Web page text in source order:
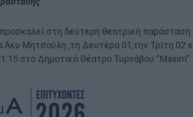
στη δεύτερη θεατρική παράσταση
Άκυ Μητσούλη ,τη Δευτέρα 01,την Τρίτη 02
στο Δημοτικό Θέατρο Τυρνάβου “Maxim”.